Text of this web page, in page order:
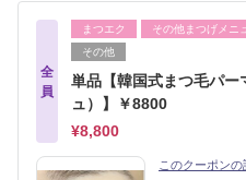
全
員
まつエク その他まつげメニ
その他
単品【韓国式まつ毛パ
ュ）】￥8800
¥8,800
このクーポンの